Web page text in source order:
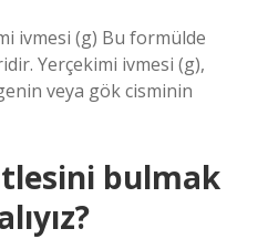
ivmesi (g) Bu formülde
Yerçekimi ivmesi (g),
veya gök cisminin
bulmak